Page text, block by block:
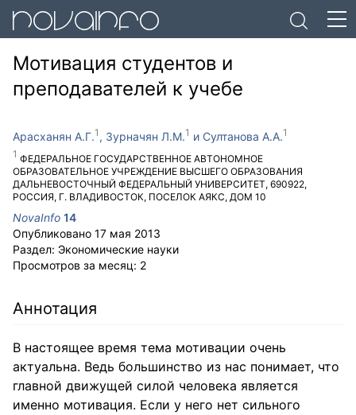
Мотивация студентов и
преподавателей к учебе
Арасханян А.Г.
ФЕДЕРАЛЬНОЕ ГОСУДАРСТВЕННОЕ АВТОНОМНОЕ
ОБРАЗОВАТЕЛЬНОЕ УЧРЕЖДЕНИЕ ВЫСШЕГО ОБРАЗОВАНИЯ
ДАЛЬНЕВОСТОЧНЫЙ ФЕДЕРАЛЬНЫЙ УНИВЕРСИТЕТ, 690922,
РОССИЯ, Г. ВЛАДИВОСТОК, ПОСЕЛОК АЯКС, ДОМ 10
Зурначян Л.М. Султанова А.А.
NovaInfo 14
Опубликовано 17 мая 2013
Раздел: Экономические науки
Просмотров за месяц: 2
Аннотация
В настоящее время тема мотивации очень
актуальна. Ведь большинство из нас понимает, что
главной движущей силой человека является
именно мотивация. Если у него нет сильного